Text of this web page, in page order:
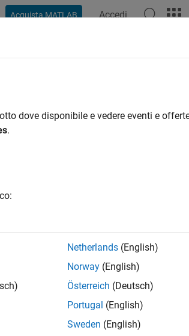
Acquista MATLAB Accedi
dove disponibile e vedere eventi e
.
Netherlands (English)
Norway (English)
Österreich (Deutsch)
Portugal (English)
Sweden (English)